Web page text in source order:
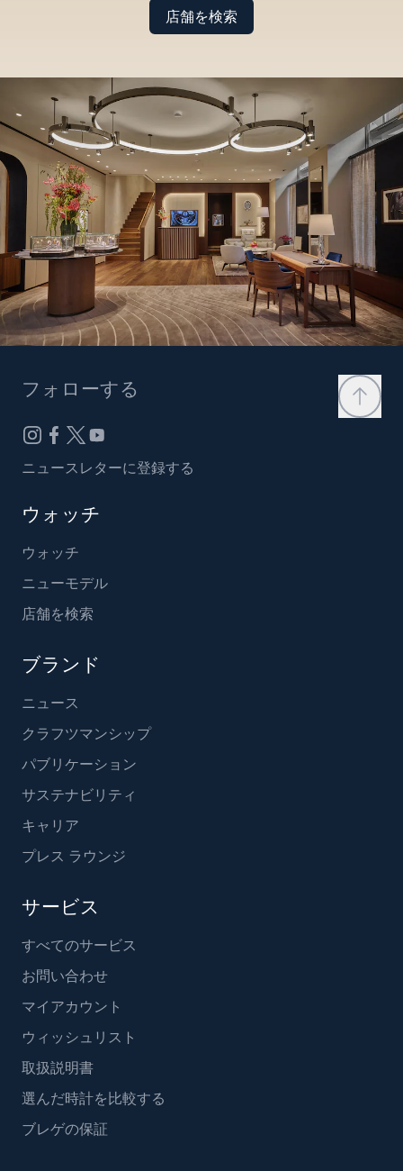
店舗を検索
フォローする
ニュースレターに登録する
ウォッチ
ウォッチ
ニューモデル
店舗を検索
ブランド
ニュース
クラフツマンシップ
パブリケーション
サステナビリティ
キャリア
プレス ラウンジ
サービス
すべてのサービス
お問い合わせ
マイアカウント
ウィッシュリスト
取扱説明書
選んだ時計を比較する
ブレゲの保証